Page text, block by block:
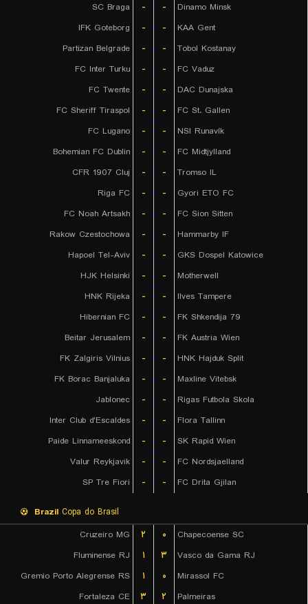
SC Braga
- -
Dinamo Minsk
IFK Goteborg
- -
KAA Gent
Partizan Belgrade
- -
Tobol Kostanay
FC Inter Turku
- -
FC Vaduz
FC Twente
- -
DAC Dunajska
FC Sheriff Tiraspol
- -
FC St. Gallen
FC Lugano
- -
NSI Runavík
Bohemian FC Dublin
- -
FC Midtjylland
CFR 1907 Cluj
- -
Tromso IL
Riga FC
- -
Gyori ETO FC
FC Noah Artsakh
- -
FC Sion Sitten
Rakow Czestochowa
- -
Hammarby IF
Hapoel Tel-Aviv
- -
GKS Dospel Katowice
HJK Helsinki
- -
Motherwell
HNK Rijeka
- -
Ilves Tampere
Hibernian FC
- -
FK Shkendija 79
Beitar Jerusalem
- -
FK Austria Wien
FK Zalgiris Vilnius
- -
HNK Hajduk Split
FK Borac Banjaluka
- -
Maxline Vitebsk
Jablonec
- -
Rigas Futbola Skola
Inter Club d'Escaldes
- -
Flora Tallinn
Paide Linnameeskond
- -
SK Rapid Wien
Valur Reykjavik
- -
FC Nordsjaelland
SP Tre Fiori
- - FC Drita Gjilan
Brazil Copa do Brasil
Cruzeiro MG
۲ ۰
Chapecoense SC
Fluminense RJ
۱ ۳
Vasco da Gama RJ
Gremio Porto Alegrense RS
۱ ۰
Mirassol FC
Fortaleza CE
۳ ۲ Palmeiras